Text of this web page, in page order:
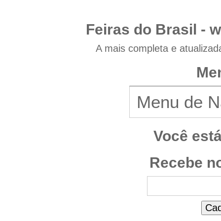
Feiras do Brasil -
A mais completa e
Você
Recebe